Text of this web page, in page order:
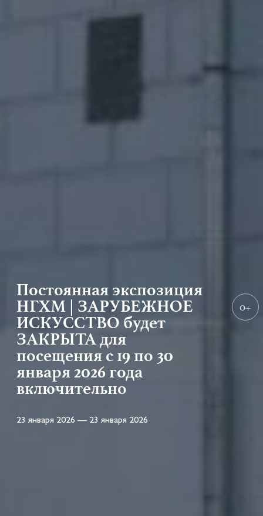
Постоянная экспозиция
НГХМ | ЗАРУБЕЖНОЕ
ИСКУССТВО будет
ЗАКРЫТА для
посещения с 19 по 30
января 2026 года
включительно
23 января 2026 — 23 января 2026
0+